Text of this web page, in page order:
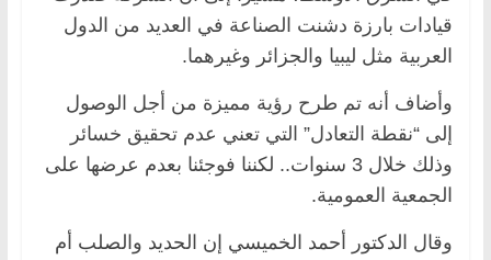
قيادات بارزة دشنت الصناعة في العديد من الدول
العربية مثل ليبيا والجزائر وغيرهما.
وأضاف أنه تم طرح رؤية مميزة من أجل الوصول
إلى “نقطة التعادل” التي تعني عدم تحقيق خسائر
وذلك خلال 3 سنوات.. لكننا فوجئنا بعدم عرضها على
الجمعية العمومية.
وقال الدكتور أحمد الخميسي إن الحديد والصلب أم